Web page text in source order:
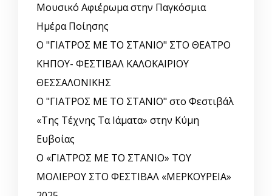
Μουσικό Αφιέρωμα στην Παγκόσμια
Ημέρα Ποίησης
Ο "ΓΙΑΤΡΟΣ ΜΕ ΤΟ ΣΤΑΝΙΟ" ΣΤΟ ΘΕΑΤΡΟ
ΚΗΠΟΥ- ΦΕΣΤΙΒΑΛ ΚΑΛΟΚΑΙΡΙΟΥ
ΘΕΣΣΑΛΟΝΙΚΗΣ
Ο "ΓΙΑΤΡΟΣ ΜΕ ΤΟ ΣΤΑΝΙΟ" στο Φεστιβάλ
«Της Τέχνης Τα Ιάματα» στην Κύμη
Ευβοίας
Ο «ΓΙΑΤΡΟΣ ΜΕ ΤΟ ΣΤΑΝΙΟ» ΤΟΥ
ΜΟΛΙΕΡΟΥ ΣΤΟ ΦΕΣΤΙΒΑΛ «ΜΕΡΚΟΥΡΕΙΑ»